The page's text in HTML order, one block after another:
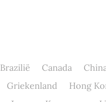
Brazilië Canada
Griekenland Hong